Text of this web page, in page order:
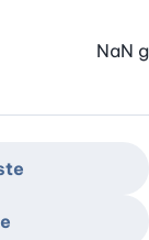
NaN g